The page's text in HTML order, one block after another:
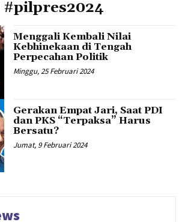
#pilpres2024
Menggali Kembali Nilai
Kebhinekaan di Tengah
Perpecahan Politik
Minggu, 25 Februari 2024
Gerakan Empat Jari, Saat PDI
dan PKS “Terpaksa” Harus
Bersatu?
Jumat, 9 Februari 2024